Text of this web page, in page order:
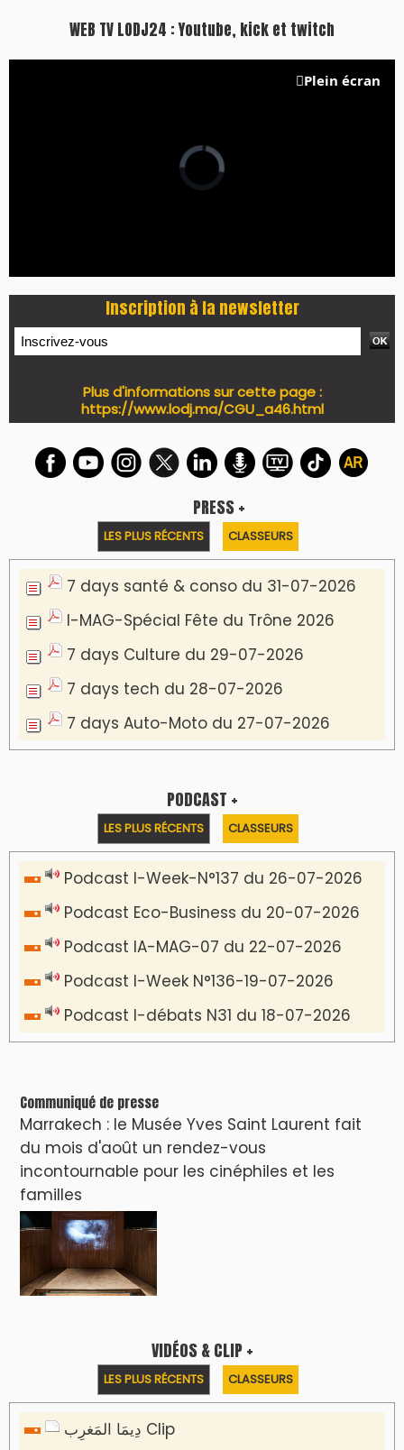
WEB TV LODJ24 : Youtube, kick et twitch
Plein écran
Inscription à la newsletter
Plus d'informations sur cette page :
https://www.lodj.ma/CGU_a46.html
PRESS +
LES PLUS RÉCENTS CLASSEURS
7 days santé & conso du 31-07-2026
I-MAG-Spécial Fête du Trône 2026
7 days Culture du 29-07-2026
7 days tech du 28-07-2026
7 days Auto-Moto du 27-07-2026
PODCAST +
LES PLUS RÉCENTS CLASSEURS
Podcast I-Week-N°137 du 26-07-2026
Podcast Eco-Business du 20-07-2026
Podcast IA-MAG-07 du 22-07-2026
Podcast I-Week N°136-19-07-2026
Podcast I-débats N31 du 18-07-2026
Communiqué de presse
Marrakech : le Musée Yves Saint Laurent fait
du mois d'août un rendez-vous
incontournable pour les cinéphiles et les
familles
VIDÉOS & CLIP +
LES PLUS RÉCENTS CLASSEURS
دِيمَا المَغرِب Clip